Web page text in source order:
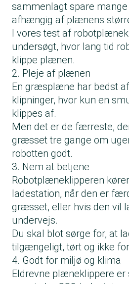
sammenlagt spare
afhængig af plænens
I vores test af
undersøgt, hvor lang tid
klippe plænen.
2. Pleje af plænen
En græsplæne har bedst
klipninger, hvor kun en
klippes af.
Men det er de færreste,
græsset tre gange om
robotten godt.
3. Nem at betjene
Robotplæneklipperen
ladestation, når den er
græsset, eller hvis den vil
undervejs.
Du skal blot sørge for, at
tilgængeligt, tørt og ikke
4. Godt for miljø og klima
Eldrevne plæneklippere er